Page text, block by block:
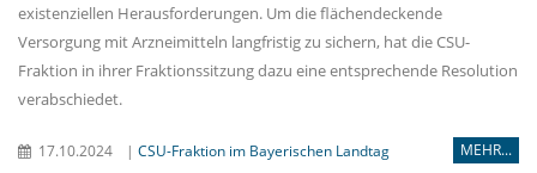
existenziellen Herausforderungen. Um die flächendeckende
Versorgung mit Arzneimitteln langfristig zu sichern, hat die CSU-
Fraktion in ihrer Fraktionssitzung dazu eine entsprechende Resolution
verabschiedet.
17.10.2024 | CSU-Fraktion im Bayerischen Landtag MEHR...